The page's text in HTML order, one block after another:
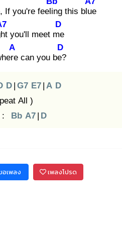
, If you're feeling this blue
you'll meet me
D
A
can you be?
D
D | G7 E7 | A D
All )
:
Bb A7 | D
อเพลง เพลงโปรด